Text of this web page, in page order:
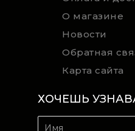
О магазине
Новости
Обратная
Карта сайта
ХОЧЕШЬ